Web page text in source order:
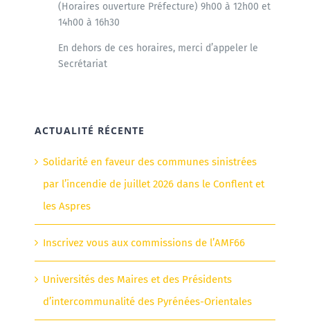
(Horaires ouverture Préfecture) 9h00 à 12h00 et
14h00 à 16h30
En dehors de ces horaires, merci d’appeler le
Secrétariat
ACTUALITÉ RÉCENTE
Solidarité en faveur des communes sinistrées
par l’incendie de juillet 2026 dans le Conflent et
les Aspres
Inscrivez vous aux commissions de l’AMF66
Universités des Maires et des Présidents
d’intercommunalité des Pyrénées-Orientales